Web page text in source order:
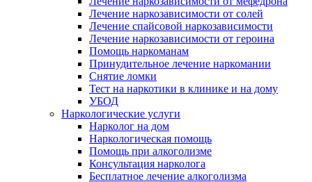
Лечение наркозависимости от солей
Лечение спайсовой наркозависимости
Лечение наркозависимости от героина
Помощь наркоманам
Принудительное лечение наркомании
Снятие ломки
Тест на наркотики в клинике и на дому
УБОД
Наркологические услуги
Нарколог на дом
Наркологическая помощь
Помощь при алкоголизме
Консультация нарколога
Бесплатное лечение алкоголизма